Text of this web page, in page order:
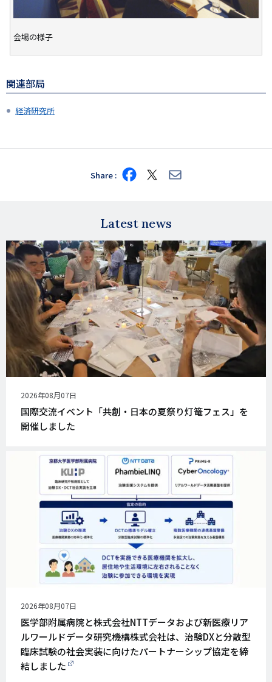
会場の様子
関連部局
経済研究所
Share Share
on
Share
on
Share
via
Latest news
公
開
日
2026年08月07日
国際交流イベント「共創・日本の夏祭り灯篭フェス」を
開催しました
公
開
日
2026年08月07日
医学部附属病院と株式会社NTTデータおよび新医療リア
ルワールドデータ研究機構株式会社は、治験DXと分散型
臨床試験の社会実装に向けたパートナーシップ協定を締
結しました